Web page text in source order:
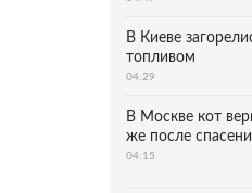
В Киеве
топливом
04:29
В Москве кот
же после
04:15